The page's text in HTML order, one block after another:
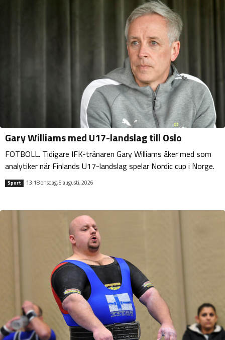
Gary Williams med U17-landslag till Oslo
FOTBOLL. Tidigare IFK-tränaren Gary Williams åker med som
analytiker när Finlands U17-landslag spelar Nordic cup i Norge.
Sport 13:18 onsdag, 5 augusti, 2026